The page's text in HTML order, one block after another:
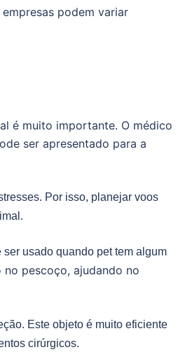
podem variar
é muito importante. O médico
ser apresentado para a
Por isso, planejar voos
usado quando pet tem algum
pescoço, ajudando no
Este objeto é muito eficiente
cirúrgicos.